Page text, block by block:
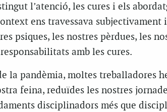
l’atenció, les cures i els
ens travessava subjectivament
psiques, les nostres pèrdues, les
amb les cures.
la pandèmia, moltes treballadores
feina, reduïdes les nostres
disciplinadors més que